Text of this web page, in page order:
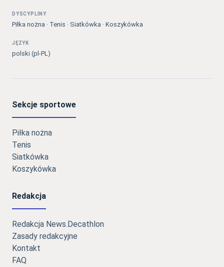
DYSCYPLINY
Piłka nożna · Tenis · Siatkówka · Koszykówka
JĘZYK
polski (pl-PL)
Sekcje sportowe
Piłka nożna
Tenis
Siatkówka
Koszykówka
Redakcja
Redakcja News.Decathlon
Zasady redakcyjne
Kontakt
FAQ